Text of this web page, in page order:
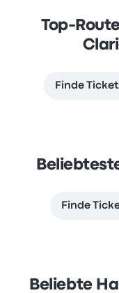
Top-
Finde
Finde
Beliebte